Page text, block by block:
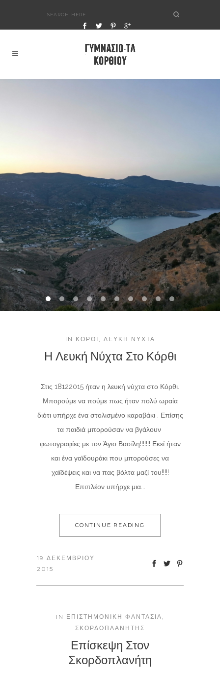
IN ΚΌΡΘΙ , ΛΕΥΚΉ ΝΎΧΤΑ
Η Λευκή Νύχτα Στο Κόρθι
Στις 18122015 ήταν η λευκή νύχτα στο Κόρθι.
Μπορούμε να πούμε πως ήταν πολύ ωραία
διότι υπήρχε ένα στολισμένο καραβάκι . Επίσης
τα παιδιά μπορούσαν να βγάλουν
φωτογραφίες με τον Άγιο Βασίλη!!!!!!! Εκεί ήταν
και ένα γαϊδουράκι που μπορούσες να
χαϊδέψεις και να πας βόλτα μαζί του!!!!!
Επιπλέον υπήρχε μια...
CONTINUE READING
19 ΔΕΚΕΜΒΡΊΟΥ
2015
IN ΕΠΙΣΤΗΜΟΝΙΚΉ ΦΑΝΤΑΣΊΑ ,
ΣΚΟΡΔΟΠΛΑΝΉΤΗΣ
Επίσκεψη Στον
Σκορδοπλανήτη